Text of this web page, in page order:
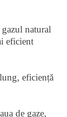
natural
eficient
eficiență
de gaze,